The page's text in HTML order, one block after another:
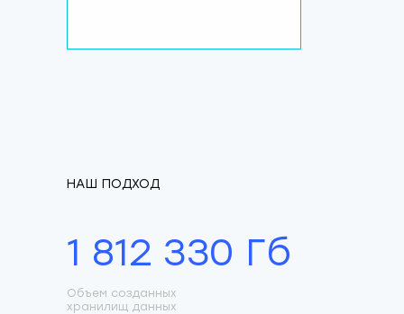
НАШ ПОДХОД
1 812 330 Гб
Объем созданных
хранилищ данных